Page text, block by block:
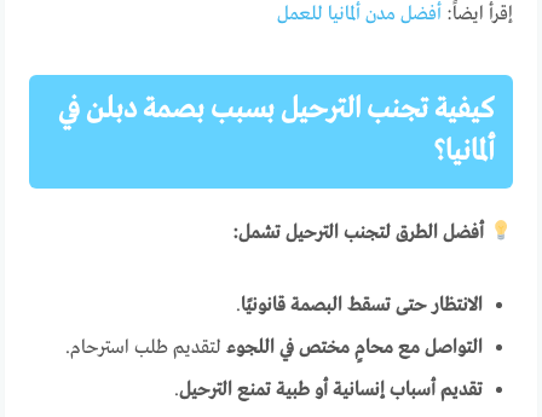
إقرأ ايضاً: أفضل مدن ألمانيا للعمل
كيفية تجنب الترحيل بسبب بصمة دبلن في
ألمانيا؟
أفضل الطرق لتجنب الترحيل تشمل:
الانتظار حتى تسقط البصمة قانونيًا.
التواصل مع محامٍ مختص في اللجوء لتقديم طلب استرحام.
تقديم أسباب إنسانية أو طبية تمنع الترحيل.